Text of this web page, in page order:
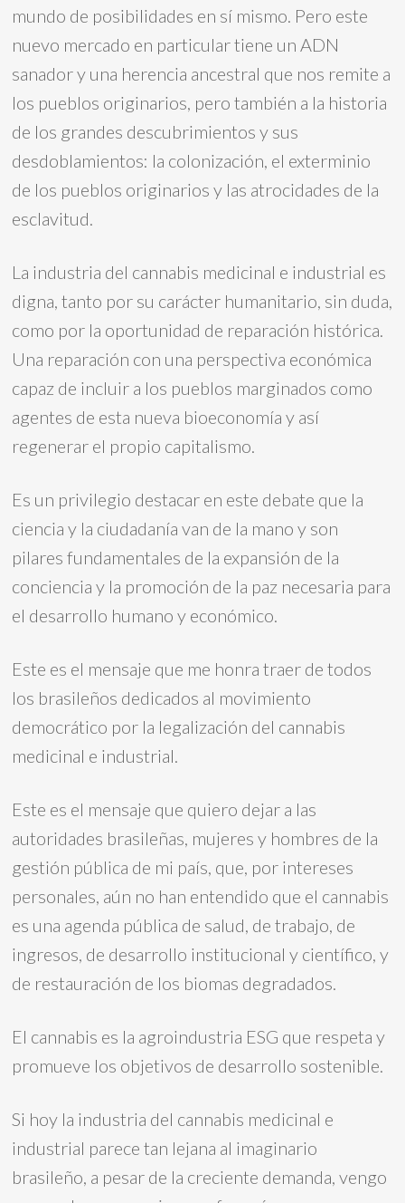
mundo de posibilidades en sí mismo. Pero este
nuevo mercado en particular tiene un ADN
sanador y una herencia ancestral que nos remite a
los pueblos originarios, pero también a la historia
de los grandes descubrimientos y sus
desdoblamientos: la colonización, el exterminio
de los pueblos originarios y las atrocidades de la
esclavitud.
La industria del cannabis medicinal e industrial es
digna, tanto por su carácter humanitario, sin duda,
como por la oportunidad de reparación histórica.
Una reparación con una perspectiva económica
capaz de incluir a los pueblos marginados como
agentes de esta nueva bioeconomía y así
regenerar el propio capitalismo.
Es un privilegio destacar en este debate que la
ciencia y la ciudadanía van de la mano y son
pilares fundamentales de la expansión de la
conciencia y la promoción de la paz necesaria para
el desarrollo humano y económico.
Este es el mensaje que me honra traer de todos
los brasileños dedicados al movimiento
democrático por la legalización del cannabis
medicinal e industrial.
Este es el mensaje que quiero dejar a las
autoridades brasileñas, mujeres y hombres de la
gestión pública de mi país, que, por intereses
personales, aún no han entendido que el cannabis
es una agenda pública de salud, de trabajo, de
ingresos, de desarrollo institucional y científico, y
de restauración de los biomas degradados.
El cannabis es la agroindustria ESG que respeta y
promueve los objetivos de desarrollo sostenible.
Si hoy la industria del cannabis medicinal e
industrial parece tan lejana al imaginario
brasileño, a pesar de la creciente demanda, vengo